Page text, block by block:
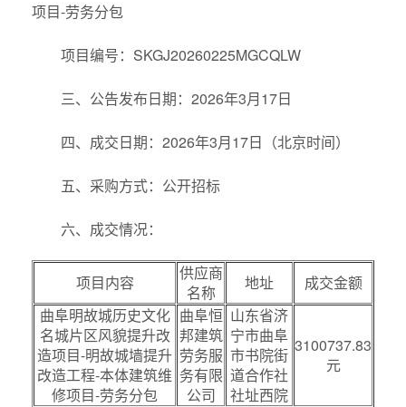
项目-劳务分包
项目编号：SKGJ20260225MGCQLW
三、公告发布日期：2026年3月17日
四、成交日期：2026年3月17日（北京时间）
五、采购方式：公开招标
六、成交情况：
项目内容
供应商
名称
地址
成交金额
曲阜明故城历史文化
名城片区风貌提升改
造项目-明故城墙提升
改造工程-本体建筑维
修项目-劳务分包
曲阜恒
邦建筑
劳务服
务有限
公司
山东省济
宁市曲阜
市书院街
道合作社
社址西院
3100737.83
元